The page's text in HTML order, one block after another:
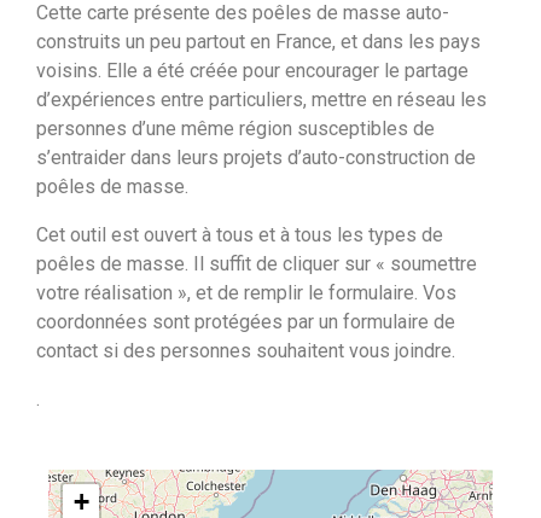
Cette carte présente des poêles de masse auto-
construits un peu partout en France, et dans les pays
voisins. Elle a été créée pour encourager le partage
d’expériences entre particuliers, mettre en réseau les
personnes d’une même région susceptibles de
s’entraider dans leurs projets d’auto-construction de
poêles de masse.
Cet outil est ouvert à tous et à tous les types de
poêles de masse. Il suffit de cliquer sur « soumettre
votre réalisation », et de remplir le formulaire. Vos
coordonnées sont protégées par un formulaire de
contact si des personnes souhaitent vous joindre.
.
+